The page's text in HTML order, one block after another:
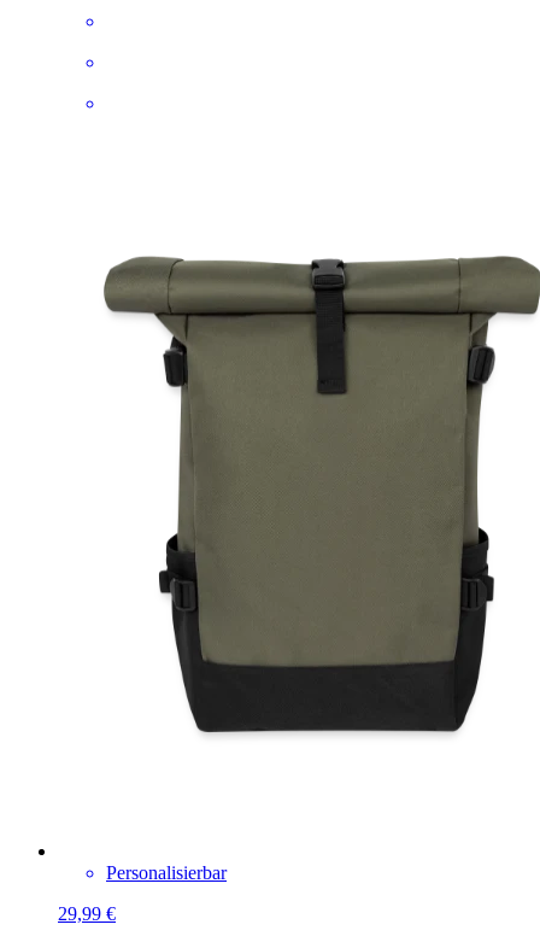
Personalisierbar
29,99 €